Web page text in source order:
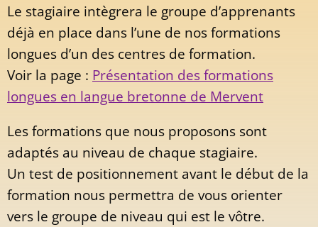
Le stagiaire intègrera le groupe d’apprenants
déjà en place dans l’une de nos formations
longues d’un des centres de formation.
Voir la page : Présentation des formations
longues en langue bretonne de Mervent
Les formations que nous proposons sont
adaptés au niveau de chaque stagiaire.
Un test de positionnement avant le début de la
formation nous permettra de vous orienter
vers le groupe de niveau qui est le vôtre.